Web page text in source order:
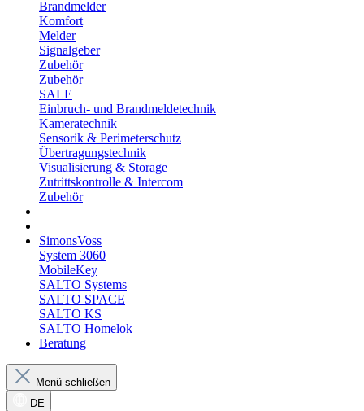
Brandmelder
Komfort
Melder
Signalgeber
Zubehör
Zubehör
SALE
Einbruch- und Brandmeldetechnik
Kameratechnik
Sensorik & Perimeterschutz
Übertragungstechnik
Visualisierung & Storage
Zutrittskontrolle & Intercom
Zubehör
SimonsVoss
System 3060
MobileKey
SALTO Systems
SALTO SPACE
SALTO KS
SALTO Homelok
Beratung
Menü schließen
DE